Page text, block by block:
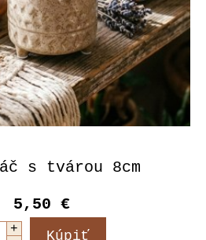
s tvárou 8cm
5,50 €